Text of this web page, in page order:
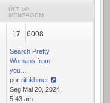
ÚLTIMA
MENSAGEM
17 6008
Search Pretty
Womans from
you…
por rithkhmer
Ver
última
Seg Mai 20, 2024
5:43 am